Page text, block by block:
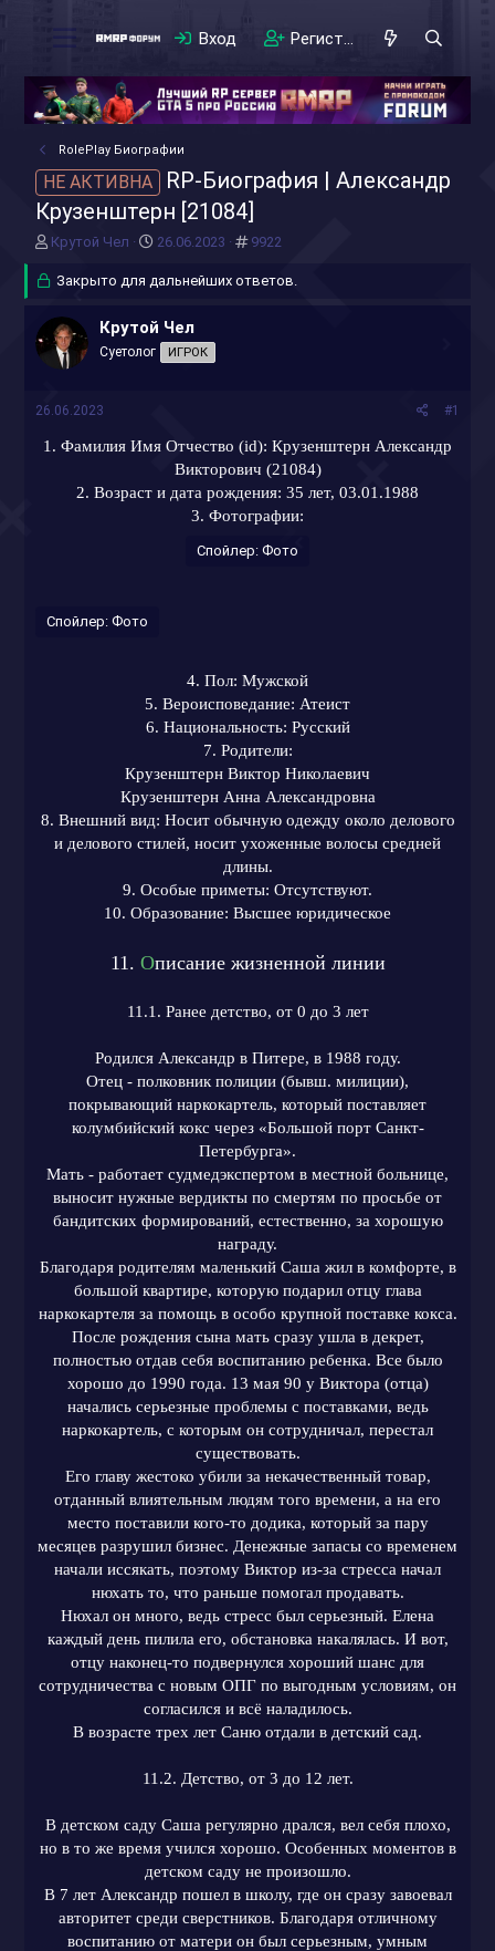
Вход Регистрация
RolePlay Биографии
НЕ АКТИВНА
RP-Биография | Александр
Крузенштерн [21084]
А
т
р
т
е
Крутой Чел
Д
т
н
а
ч
26.06.2023 #
9922
Закрыто для дальнейших ответов.
Крутой Чел
Суетолог ИГРОК
26.06.2023 #1
1. Фамилия Имя Отчество (id): Крузенштерн Александр
Викторович (21084)
2. Возраст и дата рождения: 35 лет, 03.01.1988
3. Фотографии:
Спойлер: Фото
Спойлер:Фото
4. Пол: Мужской
5. Вероисповедание: Атеист
6. Национальность: Русский
7. Родители:
Крузенштерн Виктор Николаевич
Крузенштерн Анна Александровна
8. Внешний вид: Носит обычную одежду около делового
и делового стилей, носит ухоженные волосы средней
длины.
9. Особые приметы: Отсутствуют.
10. Образование: Высшее юридическое
11. Описание жизненной линии
11.1. Ранее детство, от 0 до 3 лет
Родился Александр в Питере, в 1988 году.
Отец - полковник полиции (бывш. милиции),
покрывающий наркокартель, который поставляет
колумбийский кокс через «Большой порт Санкт-
Петербурга».
Мать - работает судмедэкспертом в местной больнице,
выносит нужные вердикты по смертям по просьбе от
бандитских формирований, естественно, за хорошую
награду.
Благодаря родителям маленький Саша жил в комфорте, в
большой квартире, которую подарил отцу глава
наркокартеля за помощь в особо крупной поставке кокса.
После рождения сына мать сразу ушла в декрет,
полностью отдав себя воспитанию ребенка. Все было
хорошо до 1990 года. 13 мая 90 у Виктора (отца)
начались серьезные проблемы с поставками, ведь
наркокартель, с которым он сотрудничал, перестал
существовать.
Его главу жестоко убили за некачественный товар,
отданный влиятельным людям того времени, а на его
место поставили кого-то додика, который за пару
месяцев разрушил бизнес. Денежные запасы со временем
начали иссякать, поэтому Виктор из-за стресса начал
нюхать то, что раньше помогал продавать.
Нюхал он много, ведь стресс был серьезный. Елена
каждый день пилила его, обстановка накалялась. И вот,
отцу наконец-то подвернулся хороший шанс для
сотрудничества с новым ОПГ по выгодным условиям, он
согласился и всё наладилось.
В возрасте трех лет Саню отдали в детский сад.
11.2. Детство, от 3 до 12 лет.
В детском саду Саша регулярно дрался, вел себя плохо,
но в то же время учился хорошо. Особенных моментов в
детском саду не произошло.
В 7 лет Александр пошел в школу, где он сразу завоевал
авторитет среди сверстников. Благодаря отличному
воспитанию от матери он был серьезным, умным